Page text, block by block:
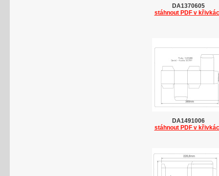
DA1370605
stáhnout PDF v
DA1491006
stáhnout PDF v